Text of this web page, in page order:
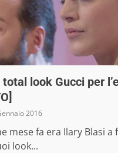
look Gucci per
2016
mese fa era Ilary Blasi a
look...